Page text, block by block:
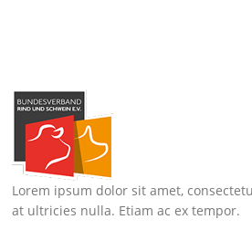
Lorem ipsum dolor sit amet,
at ultricies nulla. Etiam ac ex tempor.